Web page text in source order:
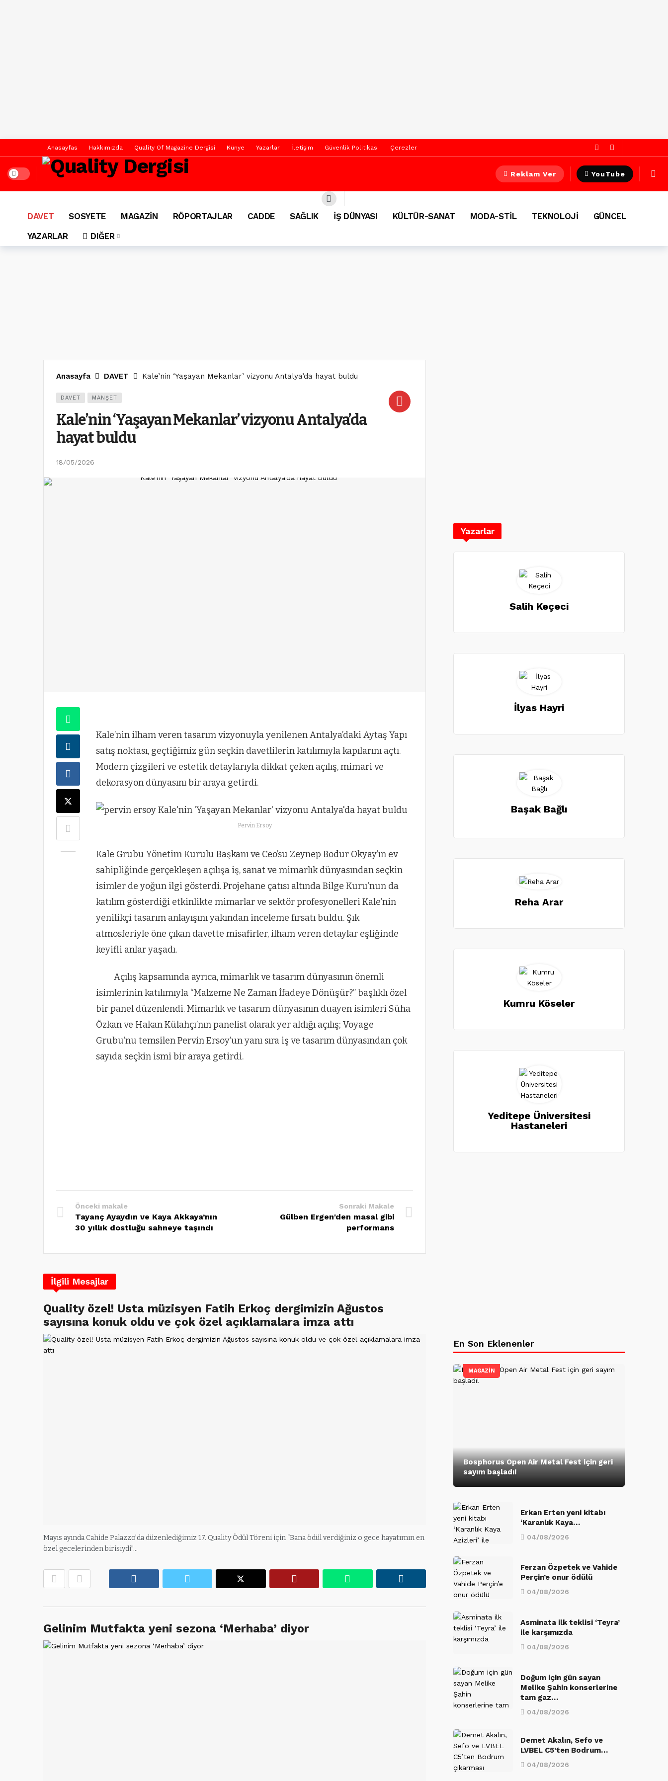
Anasayfas Hakkımızda Quality Of Magazine Dergisi Künye Yazarlar İletişim Güvenlik Politikası Çerezler
Dark mode Reklam Ver YouTube
DAVET SOSYETE MAGAZİN RÖPORTAJLAR CADDE SAĞLIK İŞ DÜNYASI KÜLTÜR-SANAT MODA-STİL TEKNOLOJİ
GÜNCEL
YAZARLAR
DIĞER
Anasayfa DAVET Kale’nin ‘Yaşayan Mekanlar’ vizyonu Antalya’da hayat buldu
DAVET MANŞET
Kale’nin ‘Yaşayan Mekanlar’ vizyonu Antalya’da
hayat buldu
18/05/2026
Kale’nin ilham veren tasarım vizyonuyla yenilenen Antalya’daki Aytaş Yapı
satış noktası, geçtiğimiz gün seçkin davetlilerin katılımıyla kapılarını açtı.
Modern çizgileri ve estetik detaylarıyla dikkat çeken açılış, mimari ve
dekorasyon dünyasını bir araya getirdi.
Pervin Ersoy
Kale Grubu Yönetim Kurulu Başkanı ve Ceo’su Zeynep Bodur Okyay’ın ev
sahipliğinde gerçekleşen açılışa iş, sanat ve mimarlık dünyasından seçkin
isimler de yoğun ilgi gösterdi. Projehane çatısı altında Bilge Kuru’nun da
katılım gösterdiği etkinlikte mimarlar ve sektör profesyonelleri Kale’nin
yenilikçi tasarım anlayışını yakından inceleme fırsatı buldu. Şık
atmosferiyle öne çıkan davette misafirler, ilham veren detaylar eşliğinde
keyifli anlar yaşadı.
Açılış kapsamında ayrıca, mimarlık ve tasarım dünyasının önemli
isimlerinin katılımıyla “Malzeme Ne Zaman İfadeye Dönüşür?” başlıklı özel
bir panel düzenlendi. Mimarlık ve tasarım dünyasının duayen isimleri Süha
Özkan ve Hakan Külahçı’nın panelist olarak yer aldığı açılış; Voyage
Grubu’nu temsilen Pervin Ersoy’un yanı sıra iş ve tasarım dünyasından çok
sayıda seçkin ismi bir araya getirdi.
Önceki makale
Tayanç Ayaydın ve Kaya Akkaya’nın
30 yıllık dostluğu sahneye taşındı
Sonraki Makale
Gülben Ergen'den masal gibi
performans
İlgili Mesajlar
Quality özel! Usta müzisyen Fatih Erkoç dergimizin Ağustos
sayısına konuk oldu ve çok özel açıklamalara imza attı
Mayıs ayında Cahide Palazzo’da düzenlediğimiz 17. Quality Ödül Töreni için “Bana ödül verdiğiniz o gece hayatımın en
özel gecelerinden birisiydi”…
Gelinim Mutfakta yeni sezona ‘Merhaba’ diyor
Yazarlar
Salih Keçeci
İlyas Hayri
Başak Bağlı
Reha Arar
Kumru Köseler
Yeditepe Üniversitesi
Hastaneleri
En Son Eklenenler
MAGAZİN
Bosphorus Open Air Metal Fest için geri
sayım başladı!
Erkan Erten yeni kitabı
‘Karanlık Kaya…
04/08/2026
Ferzan Özpetek ve Vahide
Perçin’e onur ödülü
04/08/2026
Asminata ilk teklisi ‘Teyra’
ile karşımızda
04/08/2026
Doğum için gün sayan
Melike Şahin konserlerine
tam gaz…
04/08/2026
Demet Akalın, Sefo ve
LVBEL C5’ten Bodrum…
04/08/2026